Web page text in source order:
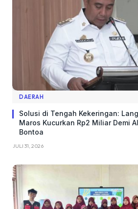
DAERAH
Solusi di Tengah Kekeringan:
Maros Kucurkan Rp2 Miliar Demi
Bontoa
JULI 31, 2026